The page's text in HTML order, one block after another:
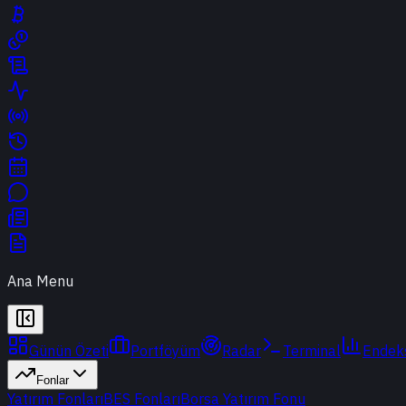
Ana Menu
Günün Özeti Portföyüm Radar Terminal
Fonlar
Yatırım FonlarıBES FonlarıBorsa Yatırım Fonu